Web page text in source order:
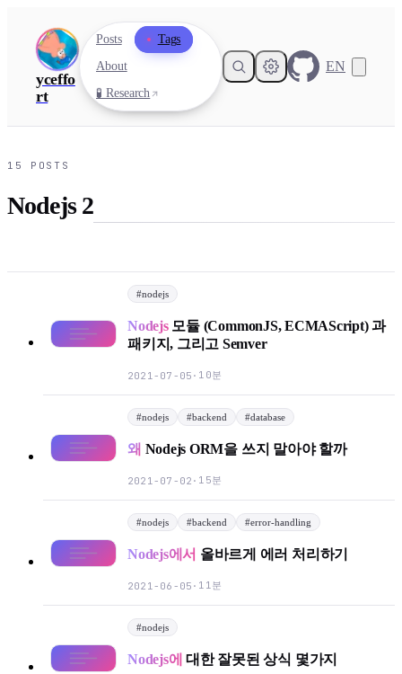
yceffo
rt
Posts
Tags
About
🧪 Research
EN
15 POSTS
Nodejs 2
#nodejs
Nodejs모듈 (CommonJS, ECMAScript) 과
패키지, 그리고 Semver
2021-07-05 · 10분
#nodejs #backend #database
왜 Nodejs ORM을 쓰지 말아야 할까
2021-07-02 · 15분
#nodejs #backend #error-handling
Nodejs에서 올바르게 에러 처리하기
2021-06-05 · 11분
#nodejs
Nodejs에 대한 잘못된 상식 몇가지